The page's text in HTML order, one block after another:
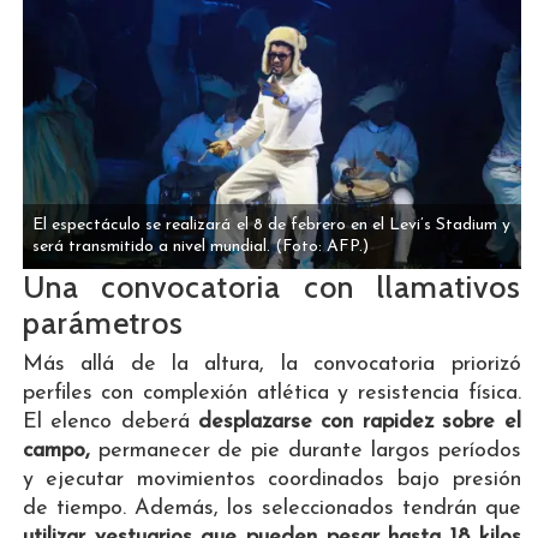
El espectáculo se realizará el 8 de febrero en el Levi’s Stadium y
será transmitido a nivel mundial. (Foto: AFP.)
Una convocatoria con llamativos
parámetros
Más allá de la altura, la convocatoria priorizó
perfiles con complexión atlética y resistencia física.
El elenco deberá desplazarse con rapidez sobre el
campo, permanecer de pie durante largos períodos
y ejecutar movimientos coordinados bajo presión
de tiempo. Además, los seleccionados tendrán que